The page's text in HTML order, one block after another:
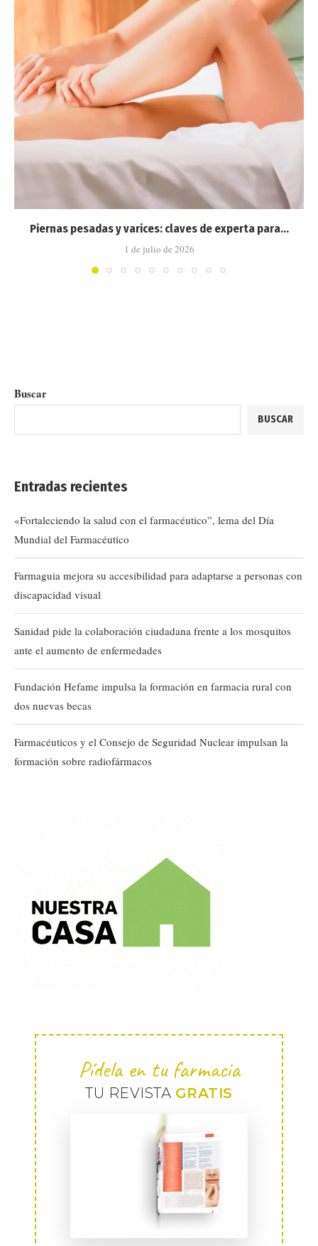
Piernas pesadas y varices: claves de experta para...
1 de julio de 2026
Buscar
BUSCAR
Entradas recientes
«Fortaleciendo la salud con el farmacéutico”, lema del Día
Mundial del Farmacéutico
Farmaguia mejora su accesibilidad para adaptarse a personas con
discapacidad visual
Sanidad pide la colaboración ciudadana frente a los mosquitos
ante el aumento de enfermedades
Fundación Hefame impulsa la formación en farmacia rural con
dos nuevas becas
Farmacéuticos y el Consejo de Seguridad Nuclear impulsan la
formación sobre radiofármacos
Pídela en tu farmacia
TU REVISTA GRATIS